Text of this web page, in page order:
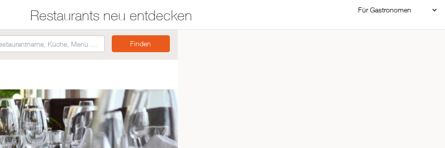
Restaurants neu entdecken
Für Gastronomen
Asiatisch
Italienisch
Französisch